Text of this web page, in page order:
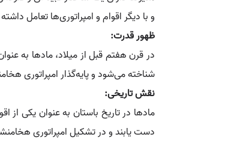
و با دیگر اقوام و امپراتوری‌ها تعامل
ظهور قدرت:
در قرن هفتم قبل از میلاد، مادها به
شناخته می‌شود و پایه‌گذار امپراتوری
نقش تاریخی:
مادها در تاریخ باستان به عنوان یکی
دست یابند و در تشکیل امپراتوری